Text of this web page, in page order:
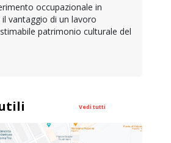
occupazionale in
vantaggio di un lavoro
patrimonio culturale del
Vedi tutti